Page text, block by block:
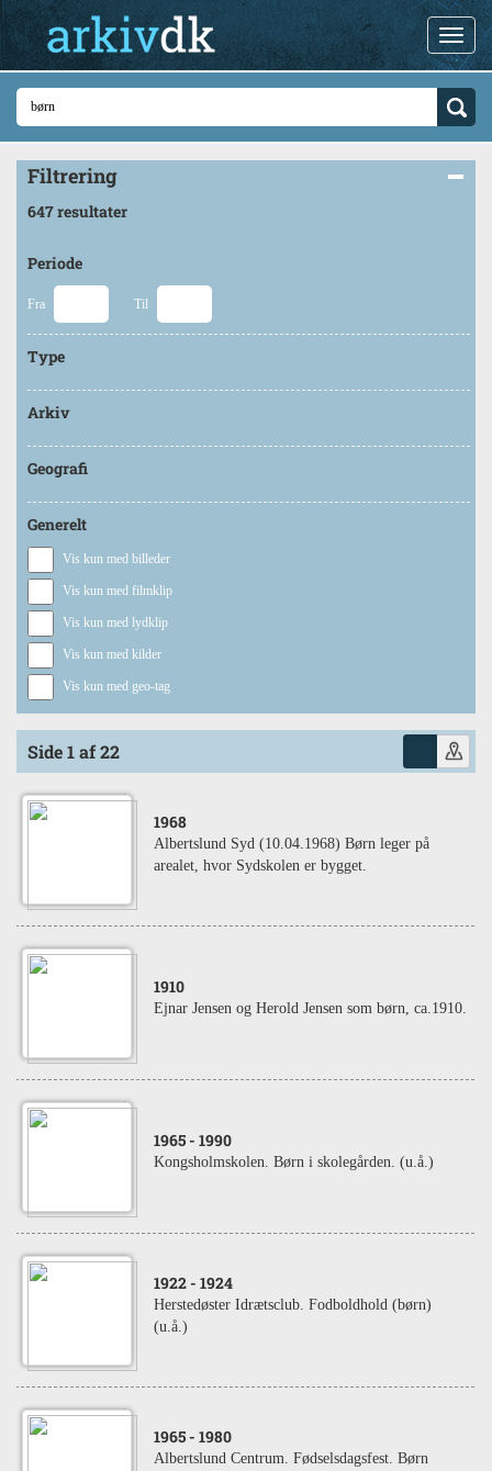
Filtrering
647 resultater
Periode
Fra Til
Type
Arkiv
Geografi
Generelt
Vis kun med billeder
Vis kun med filmklip
Vis kun med lydklip
Vis kun med kilder
Vis kun med geo-tag
Side 1 af 22
1968
Albertslund Syd (10.04.1968) Børn leger på
arealet, hvor Sydskolen er bygget.
1910
Ejnar Jensen og Herold Jensen som børn, ca.1910.
1965 - 1990
Kongsholmskolen. Børn i skolegården. (u.å.)
1922 - 1924
Herstedøster Idrætsclub. Fodboldhold (børn)
(u.å.)
1965 - 1980
Albertslund Centrum. Fødselsdagsfest. Børn